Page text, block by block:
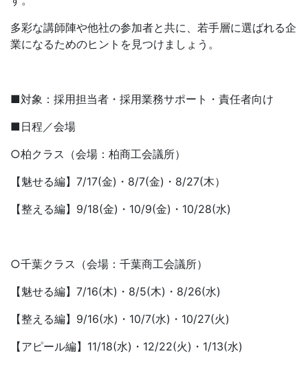
多彩な講師陣や他社の参加者と共に、若手層に選ばれる企
業になるためのヒントを見つけましょう。
■対象：採用担当者・採用業務サポート・責任者向け
■日程／会場
○柏クラス（会場：柏商工会議所）
【魅せる編】7/17(金)・8/7(金)・8/27(木）
【整える編】9/18(金)・10/9(金)・10/28(水)
○千葉クラス（会場：千葉商工会議所）
【魅せる編】7/16(木)・8/5(木)・8/26(水)
【整える編】9/16(水)・10/7(水)・10/27(火)
【アピール編】11/18(水)・12/22(火)・1/13(水)